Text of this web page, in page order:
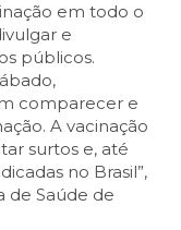
em todo o
e
públicos.
comparecer e
A vacinação
surtos e, até
no Brasil”,
de Saúde de